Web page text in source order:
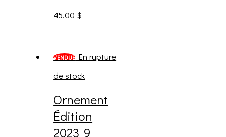
45.00 $
VENDUE En rupture
de stock
Ornement
Édition
2023_9